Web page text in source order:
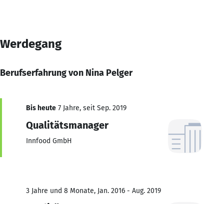
Werdegang
Berufserfahrung von Nina Pelger
Bis heute 7 Jahre, seit Sep. 2019
Qualitätsmanager
Innfood GmbH
3 Jahre und 8 Monate, Jan. 2016 - Aug. 2019